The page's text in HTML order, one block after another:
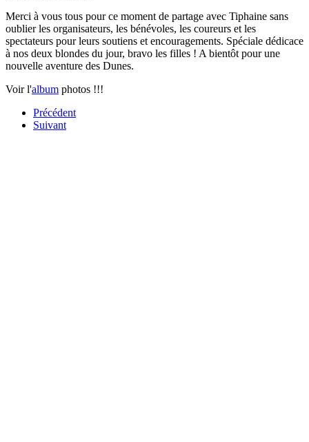
Merci à vous tous pour ce moment de partage avec Tiphaine sans
oublier les organisateurs, les bénévoles, les coureurs et les
spectateurs pour leurs soutiens et encouragements. Spéciale dédicace
à nos deux blondes du jour, bravo les filles ! A bientôt pour une
nouvelle aventure des Dunes.
Voir l'album photos !!!
Précédent
Suivant